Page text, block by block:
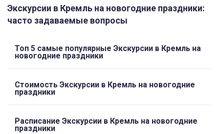
Экскурсии в Кремль на новогодние праздники:
часто задаваемые вопросы
Топ 5 самые популярные Экскурсии в Кремль на
новогодние праздники
Стоимость Экскурсии в Кремль на новогодние
праздники
Расписание Экскурсии в Кремль на новогодние
праздники